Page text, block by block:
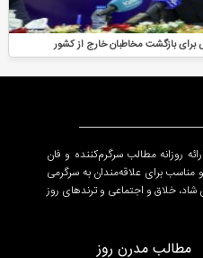
برای بازگشت مخاطبان خارج از کشور
در حوزه ارائه روزانه مطالب سرگرم‌کننده و فان
برای علاقه‌مندان به سرگرمی
خلاق و اجتماعی و ترندهای روز
مطالب مدرن روز